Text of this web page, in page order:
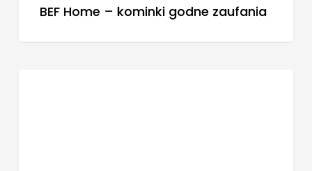
BEF Home – kominki godne zaufania